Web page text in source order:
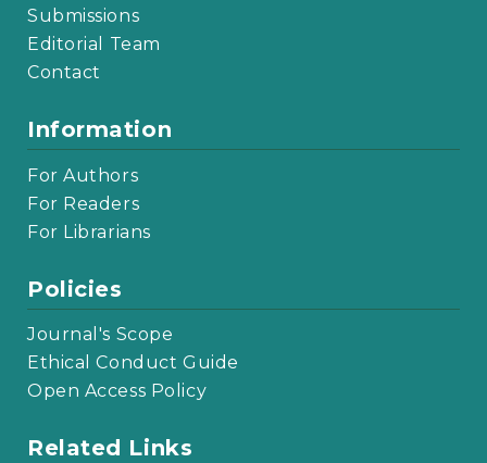
Submissions
Editorial Team
Contact
Information
For Authors
For Readers
For Librarians
Policies
Journal's Scope
Ethical Conduct Guide
Open Access Policy
Related Links